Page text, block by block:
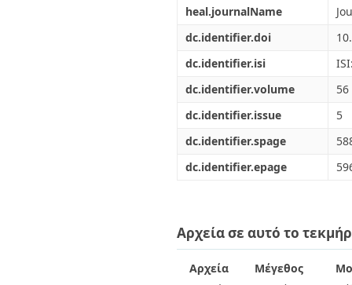
heal.journalName
dc.identifier.doi
dc.identifier.isi
dc.identifier.volume
56
dc.identifier.issue
5
dc.identifier.spage
dc.identifier.epage
Αρχεία σε αυτό το
Αρχεία Μέγεθος